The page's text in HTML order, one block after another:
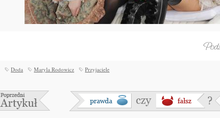
Doda Maryla Rodowicz Przyjaciele